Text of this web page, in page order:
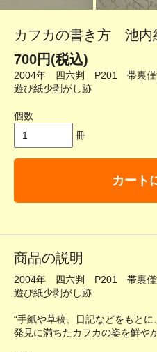
カフカの書き方 池
700円(税込)
2004年 四六判 P201 帯裏
遊び紙少剥がし跡
個数
冊
カート
商品の説明
2004年 四六判 P201 帯裏
遊び紙少剥がし跡
“手紙や草稿、日記などをもと
発見に満ちたカフカの姿を鮮や